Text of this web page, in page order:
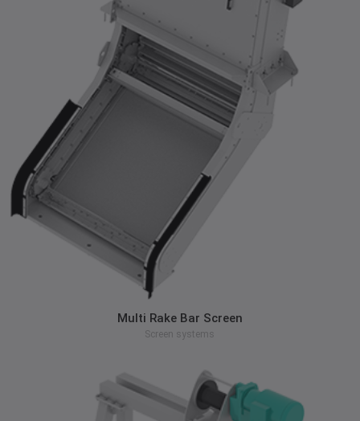
zum Produkt
Multi Rake Bar Screen
Screen systems